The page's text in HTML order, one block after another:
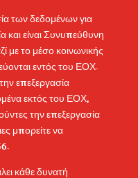
των δεδομένων για
και είναι Συνυπεύθυνη
με το μέσο κοινωνικής
εντός του ΕΟΧ.
επεξεργασία
εκτός του ΕΟΧ,
την επεξεργασία
μπορείτε να
κάθε δυνατή